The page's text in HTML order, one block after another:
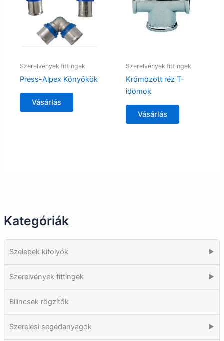
Kategóriák
Szelepek kifolyók ▶
Szerelvények fittingek ▶
Bilincsek rögzítők
Szerelési segédanyagok ▶
Szerelvények fittingek
Press-Alpex Könyökök
Vásárlás
Szerelvények fittingek
Krómozott réz T-
idomok
Vásárlás